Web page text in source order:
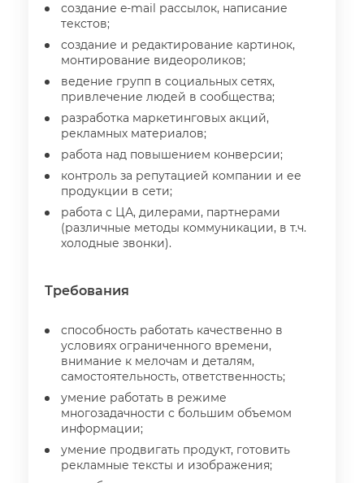
создание e-mail рассылок, написание
текстов;
создание и редактирование картинок,
монтирование видеороликов;
едение групп в социальных сетях,
привлечение людей в сообщества;
разработка маркетинговых акций,
рекламных материалов;
работа над повышением конверсии;
контроль за репутацией компании и ее
продукции в сети;
работа с ЦА, дилерами, партнерами
(различные методы коммуникации, в т.ч.
холодные звонки).
Требования
способность работать качественно
условиях ограниченного времени,
нимание к мелочам и деталям,
самостоятельность, ответственность;
умение работать в режиме
многозадачности с большим объемом
информации;
умение продвигать продукт, готовить
рекламные тексты и изображения;